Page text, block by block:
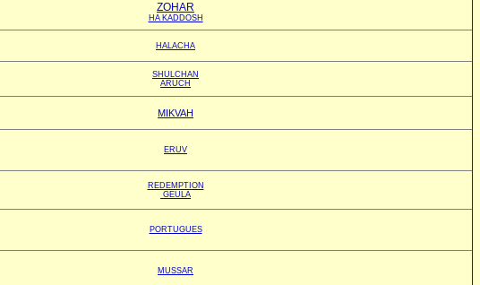
ZOHAR
HA KADDOSH
HALACHA
SHULCHAN
ARUCH
MIKVAH
ERUV
REDEMPTION
GEULA
PORTUGUES
MUSSAR